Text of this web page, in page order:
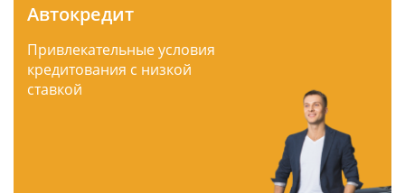
Автокредит
Привлекательные условия
кредитования с низкой
ставкой